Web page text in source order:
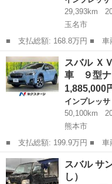
29,393km
玉名市
■ 支払総額: 168.8万円 ■ 車両本体価格： 1,598,000 円 ■ メーカ
ー名： スバル ■ 車種名：
２．０ｉ－Ｓアイサイト 盗
ト プリク...
熊本 玉名市
スバル Ｘ
車 ９型ナ
1,885,000
インプレッサ
50,100km
熊本市
■ 支払総額: 199.9万円 ■ 車両本体価格： 1,885,000 円 ■ メーカ
ー名： スバル ■ 車種名：
Ｌ アイサイト 禁煙車 ９型
ヘッド ヘ...
熊本 熊本市 インプレ
スバル サ
し）